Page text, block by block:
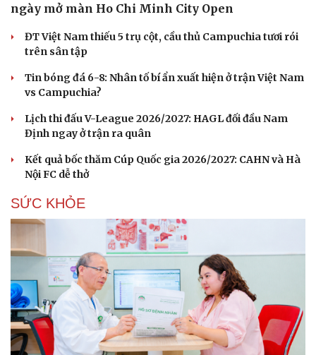
ngày mở màn Ho Chi Minh City Open
ĐT Việt Nam thiếu 5 trụ cột, cầu thủ Campuchia tươi rói
trên sân tập
Tin bóng đá 6-8: Nhân tố bí ẩn xuất hiện ở trận Việt Nam
vs Campuchia?
Lịch thi đấu V-League 2026/2027: HAGL đối đầu Nam
Định ngay ở trận ra quân
Kết quả bốc thăm Cúp Quốc gia 2026/2027: CAHN và Hà
Nội FC dễ thở
SỨC KHỎE